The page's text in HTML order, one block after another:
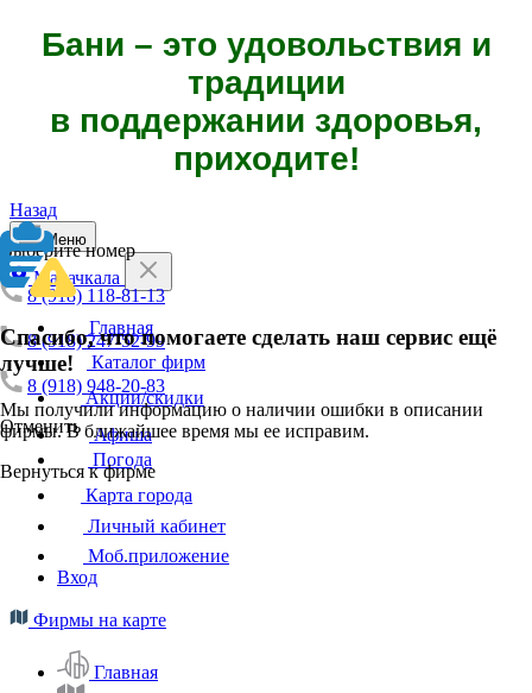
Бани – это удовольствия и
традиции
в поддержании здоровья,
приходите!
Назад
Выберите номер
8 (918) 118-81-13
8 (918) 247-52-99
8 (918) 948-20-83
Отменить
Спасибо, что помогаете сделать наш сервис ещё
лучше!
Мы получили информацию о наличии ошибки в описании
фирмы. В ближайшее время мы ее исправим.
Вернуться к фирме
Меню
Махачкала
Главная
Каталог фирм
Акции/скидки
Афиша
Погода
Карта города
Личный кабинет
Моб.приложение
Вход
Фирмы на карте
Главная